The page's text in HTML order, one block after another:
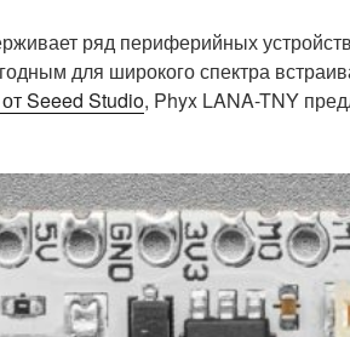
ряд периферийных
для широкого спектра
Seeed Studio, Phyx LANA-TNY